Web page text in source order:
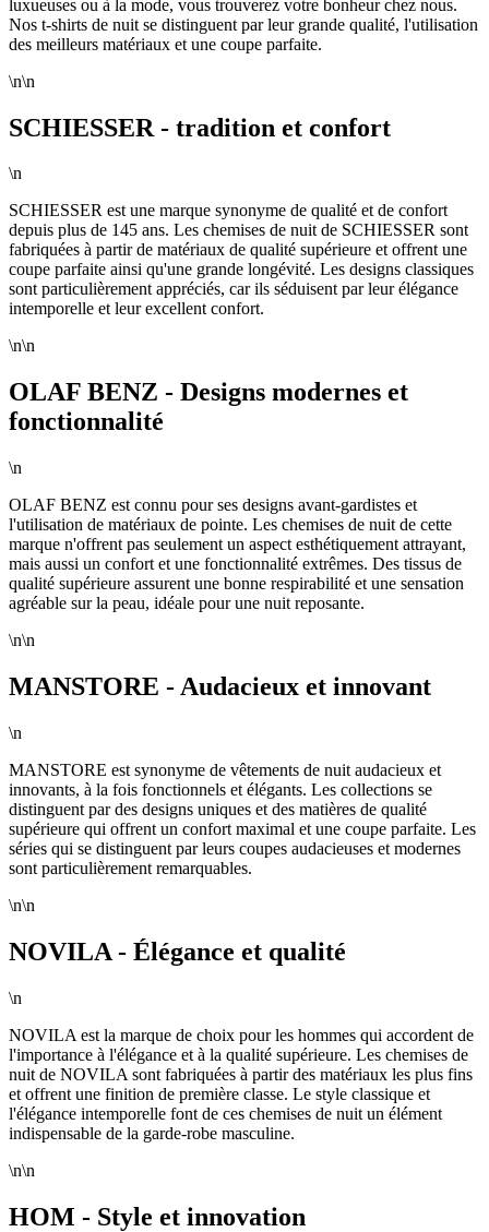
luxueuses ou à la mode, vous trouverez votre bonheur chez nous.
Nos t-shirts de nuit se distinguent par leur grande qualité, l'utilisation
des meilleurs matériaux et une coupe parfaite.
\n\n
SCHIESSER - tradition et confort
\n
SCHIESSER est une marque synonyme de qualité et de confort
depuis plus de 145 ans. Les chemises de nuit de SCHIESSER sont
fabriquées à partir de matériaux de qualité supérieure et offrent une
coupe parfaite ainsi qu'une grande longévité. Les designs classiques
sont particulièrement appréciés, car ils séduisent par leur élégance
intemporelle et leur excellent confort.
\n\n
OLAF BENZ - Designs modernes et
fonctionnalité
\n
OLAF BENZ est connu pour ses designs avant-gardistes et
l'utilisation de matériaux de pointe. Les chemises de nuit de cette
marque n'offrent pas seulement un aspect esthétiquement attrayant,
mais aussi un confort et une fonctionnalité extrêmes. Des tissus de
qualité supérieure assurent une bonne respirabilité et une sensation
agréable sur la peau, idéale pour une nuit reposante.
\n\n
MANSTORE - Audacieux et innovant
\n
MANSTORE est synonyme de vêtements de nuit audacieux et
innovants, à la fois fonctionnels et élégants. Les collections se
distinguent par des designs uniques et des matières de qualité
supérieure qui offrent un confort maximal et une coupe parfaite. Les
séries qui se distinguent par leurs coupes audacieuses et modernes
sont particulièrement remarquables.
\n\n
NOVILA - Élégance et qualité
\n
NOVILA est la marque de choix pour les hommes qui accordent de
l'importance à l'élégance et à la qualité supérieure. Les chemises de
nuit de NOVILA sont fabriquées à partir des matériaux les plus fins
et offrent une finition de première classe. Le style classique et
l'élégance intemporelle font de ces chemises de nuit un élément
indispensable de la garde-robe masculine.
\n\n
HOM - Style et innovation